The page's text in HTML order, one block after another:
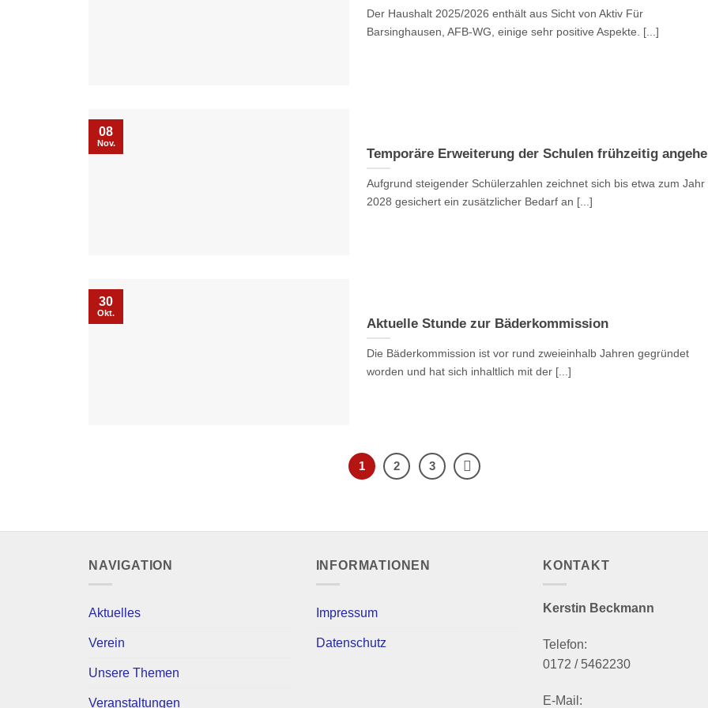
Der Haushalt 2025/2026 enthält aus Sicht von Aktiv Für
Barsinghausen, AFB-WG, einige sehr positive Aspekte. [...]
Temporäre Erweiterung der Schulen frühzeitig
Aufgrund steigender Schülerzahlen zeichnet sich bis etwa zum Jahr
2028 gesichert ein zusätzlicher Bedarf an [...]
08
Nov.
Aktuelle Stunde zur Bäderkommission
Die Bäderkommission ist vor rund zweieinhalb Jahren gegründet
worden und hat sich inhaltlich mit der [...]
30
Okt.
1 2 3
NAVIGATION
Aktuelles
Verein
Unsere Themen
Veranstaltungen
INFORMATIONEN
Impressum
Datenschutz
KONTAKT
Kerstin Beckmann
Telefon:
0172 / 5462230
E-Mail: